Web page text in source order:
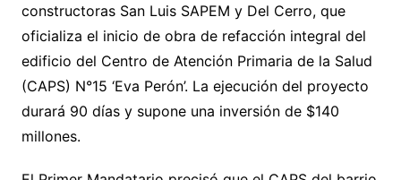
constructoras San Luis SAPEM y Del Cerro, que
oficializa el inicio de obra de refacción integral del
edificio del Centro de Atención Primaria de la Salud
(CAPS) N°15 ‘Eva Perón’. La ejecución del proyecto
durará 90 días y supone una inversión de $140
millones.